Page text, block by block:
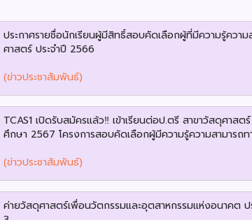
ประกาศรายชื่อนักเรียนผู้มีสิทธิ์สอบคัดเลือกผู้ที่มีความรู้ความ
ศาสตร์ ประจำปี 2566
(ข่าวประชาสัมพันธ์)
TCAS1 เปิดรับสมัครแล้ว‼️ เข้าเรียนต่อป.ตรี สาขาวัสดุศาสต
ศึกษา 2567 โครงการสอบคัดเลือกผู้มีความรู้ความสามารถ
(ข่าวประชาสัมพันธ์)
ค่ายวัสดุศาสตร์เพื่อนวัตกรรมและอุตสาหกรรมแห่งอนาคต